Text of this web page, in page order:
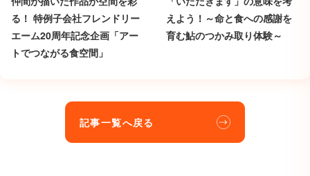
る！ 特例子会社フレンドリー
エーム20周年記念企画「アー
トでつながる食空間」
えよう！～命と食への感謝を
育む鮎のつかみ取り体験～
記事一覧へ戻る